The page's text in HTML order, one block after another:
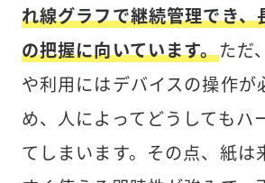
れ線グラフで継続管理でき、
の把握に向いています。ただ
や利用にはデバイスの操作が
め、人によってどうしてもハ
てしまいます。その点、紙は